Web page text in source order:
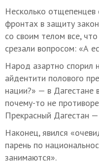
Несколько отщепенцев
фронтах в защиту
со своим телом все,
срезали вопросом: «А
Народ азартно спорил
айдентити полового
нации?» — в Дагестане
почему-то не
Прекрасный Дагестан
Наконец, явился
парень по
занимаются».